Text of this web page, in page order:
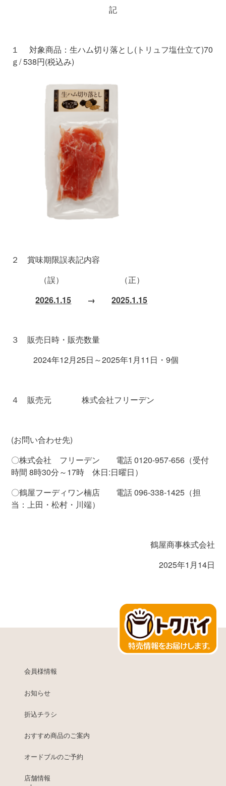
記
１ 対象商品：生ハム切り落とし( トリュフ塩仕立て)70
ｇ/ 538円(税込み)
２ 賞味期限誤表記内容
（誤） （正）
2026.1.15 → 2025.1.15
３ 販売日時・販売数量
2024年12月25日～2025年1 月11 日・9個
４ 販売元 株式会社フリーデン
(お問い合わせ先)
〇株式会社 フリーデン 電話0120-957-656 （受付
時間 8時30分～17時 休日:日曜日）
〇鶴屋フーディワン楠店 電話096-338-1425 （担
当：上田・松村・川端）
鶴屋商事株式会社
2025年1月14日
会員様情報
お知らせ
折込チラシ
おすすめ商品のご案内
オードブルのご予約
店舗情報